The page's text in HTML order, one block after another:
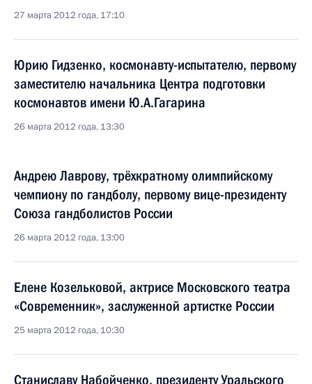
27 марта 2012 года, 17:10
Юрию Гидзенко, космонавту-испытателю, первому
заместителю начальника Центра подготовки
космонавтов имени Ю.А.Гагарина
26 марта 2012 года, 13:30
Андрею Лаврову, трёхкратному олимпийскому
чемпиону по гандболу, первому вице-президенту
Союза гандболистов России
26 марта 2012 года, 13:00
Елене Козельковой, актрисе Московского театра
«Современник», заслуженной артистке России
25 марта 2012 года, 10:30
Станиславу Набойченко, президенту Уральского